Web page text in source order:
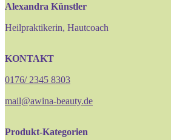
Alexandra Künstler
Heilpraktikerin, Hautcoach
KONTAKT
0176/ 2345 8303
mail@awina-beauty.de
Produkt-Kategorien